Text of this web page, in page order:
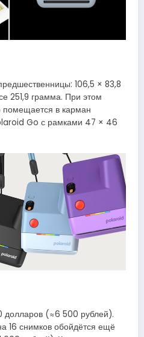
106,5 × 83,8
251,9 грамма. При этом
в карман
Go с рамками 47 × 46
долларов (≈6 500 рублей).
16 снимков обойдётся ещё